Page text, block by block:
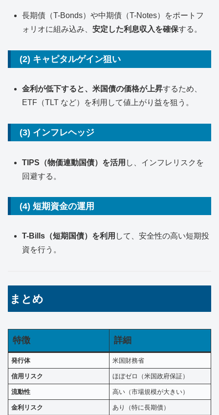
長期債（T-Bonds）や中期債（T-Notes）をポートフ
ォリオに組み込み、安定した利息収入を確保する。
(2) キャピタルゲイン狙い
金利が低下すると、米国債の価格が上昇するため、
ETF（TLT など）を利用して値上がり益を狙う。
(3) インフレヘッジ
TIPS（物価連動国債）を活用 し、インフレリスクを
回避する。
(4) 短期資金の運用
T-Bills（短期国債）を利用 して、安全性の高い短期投
資を行う。
まとめ
特徴 詳細
発行体 米国財務省
信用リスク ほぼゼロ（米国政府保証）
流動性 高い（市場規模が大きい）
金利リスク あり（特に長期債）